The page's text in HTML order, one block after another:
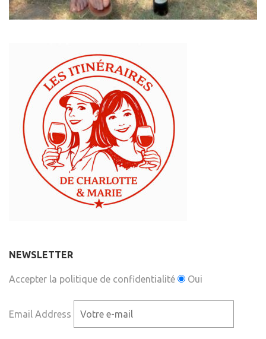
NEWSLETTER
Accepter la politique de confidentialité Oui
Email Address